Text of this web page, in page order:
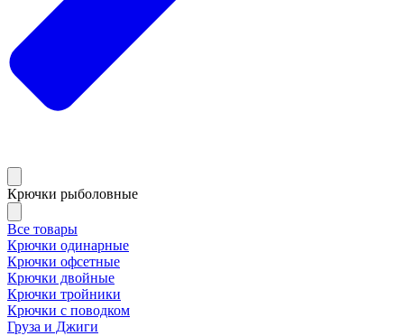
Крючки рыболовные
Все товары
Крючки одинарные
Крючки офсетные
Крючки двойные
Крючки тройники
Крючки с поводком
Груза и Джиги